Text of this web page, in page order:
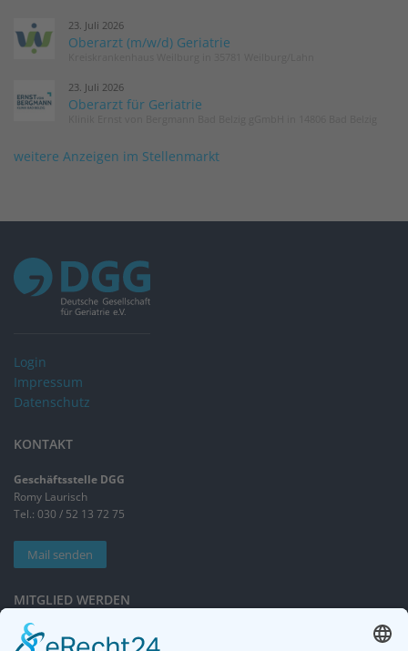
23. Juli 2026
Oberarzt (m/w/d) Geriatrie
23. Juli 2026
Oberarzt für Geriatrie
weitere Anzeigen im Stellenmarkt
Login
Impressum
Datenschutz
KONTAKT
Geschäftsstelle DGG
Romy Laurisch
Tel.: 030 / 52 13 72 75
Mail senden
MITGLIED WERDEN
Sieben gute Gründe